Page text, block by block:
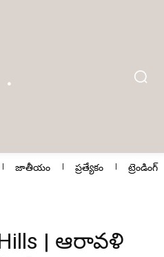
జాతీయం ప్రత్యేకం ట్రెండింగ్
Hills | ఆరావళి